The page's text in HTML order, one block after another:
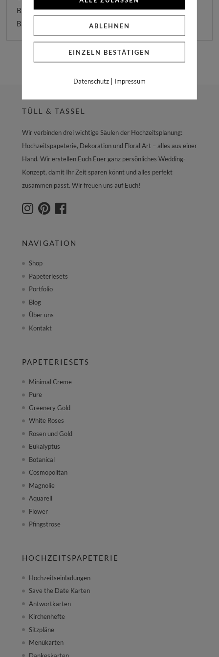
Band in den Umschlag des Kirchenheftes. Die passenden
Bänder findet Ihr weiter unten auf dieser Seite.
TÜLL & TASSEL
Wir verbinden drei wichtige Säulen der Hochzeitsplanung:
Hochzeitspapeterie, Dekoration und Floral Art – alles aus einer
Hand. Wir erstellen Euch Euer ganz persönliches Wedding-
Konzept, damit Ihr Zeit sparen könnt und alles perfekt
zusammen passt. Wir freuen uns auf Euch!
NAVIGATION
Shop
Papeteriesets
Portfolio
Blog
Über uns
Kontakt
PAPETERIESETS
Minimal Creme
Pure
Greenery Gold
White Roses
Rosen und Gold
Eukalyptus
Botanical
Cosmopolitan
Magnolie
Aquarell
Flower
Pfingstrose
HOCHZEITSPAPETERIE
Hochzeitseinladungen
Save the Date Karten
Antwortkarten
Kirchenhefte
Sitzpläne
Menükarten
ABLEHNEN
EINZELN BESTÄTIGEN
Datenschutz| Impressum